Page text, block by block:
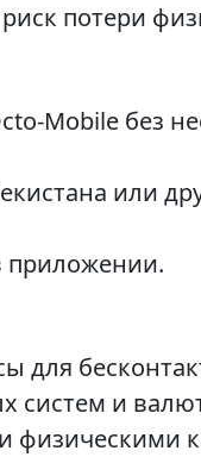
потери
Mobile без
или
приложении.
для
систем и